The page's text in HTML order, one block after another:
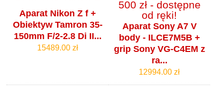
Aparat Nikon Z f +
Obiektyw Tamron 35-
150mm F/2-2.8 Di II...
15489.00 zł
Aparat Sony A7 V
body - ILCE7M5B +
grip Sony VG-C4EM z
ra...
12994.00 zł